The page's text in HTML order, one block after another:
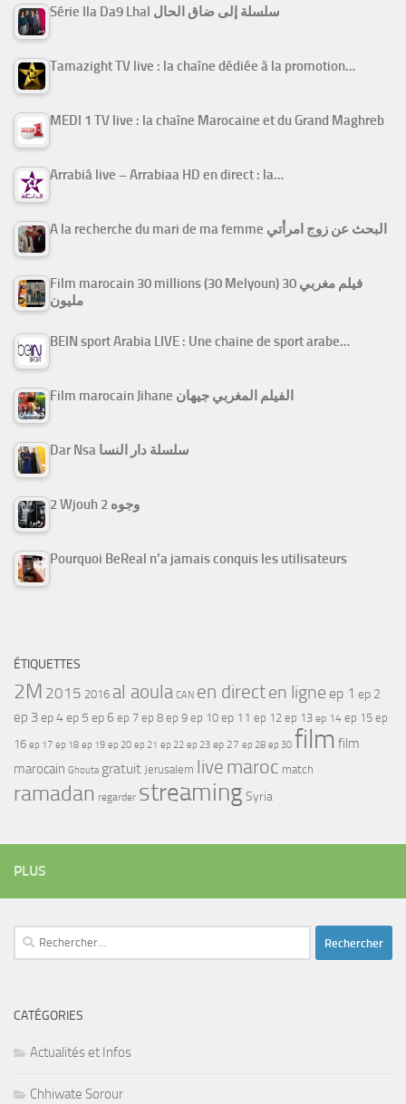
Série Ila Da9 Lhal سلسلة إلى ضاق الحال
Tamazight TV live : la chaîne dédiée à la promotion…
MEDI 1 TV live : la chaîne Marocaine et du Grand Maghreb
Arrabiâ live – Arrabiaa HD en direct : la…
A la recherche du mari de ma femme البحث عن زوج امرأتي
Film marocain 30 millions (30 Melyoun) فيلم مغربي 30
مليون
BEIN sport Arabia LIVE : Une chaine de sport arabe…
Film marocain Jihane الفيلم المغربي جيهان
Dar Nsa سلسلة دار النسا
2 Wjouh 2 وجوه
Pourquoi BeReal n’a jamais conquis les utilisateurs
ÉTIQUETTES
2M 2015 2016 al aoula CAN en directen ligne ep 1 ep 2
ep 3ep 4ep 5 ep 6 ep 7 ep 8 ep 9 ep 10 ep 11 ep 12 ep 13 ep 14 ep 15 ep
16 ep 17 ep 18 ep 19 ep 20 ep 21 ep 22 ep 23 ep 27 ep 28 ep 30 film film
marocain Ghouta gratuit Jerusalem live maroc match
ramadan regarder streamingSyria
PLUS
Rechercher :
CATÉGORIES
Actualités et Infos
Chhiwate Sorour